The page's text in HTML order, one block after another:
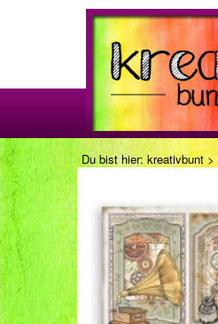
Du bist hier: kreativbunt >